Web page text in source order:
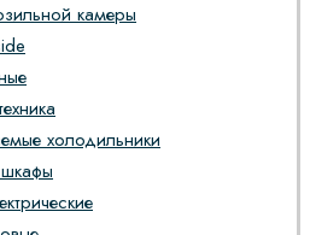
камеры
холодильники